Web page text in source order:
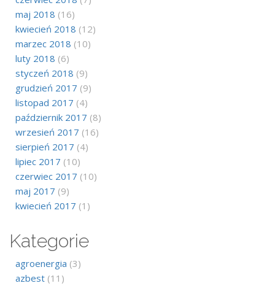
maj 2018 (16)
kwiecień 2018 (12)
marzec 2018 (10)
luty 2018 (6)
styczeń 2018 (9)
grudzień 2017 (9)
listopad 2017 (4)
październik 2017 (8)
wrzesień 2017 (16)
sierpień 2017 (4)
lipiec 2017 (10)
czerwiec 2017 (10)
maj 2017 (9)
kwiecień 2017 (1)
Kategorie
agroenergia (3)
azbest (11)